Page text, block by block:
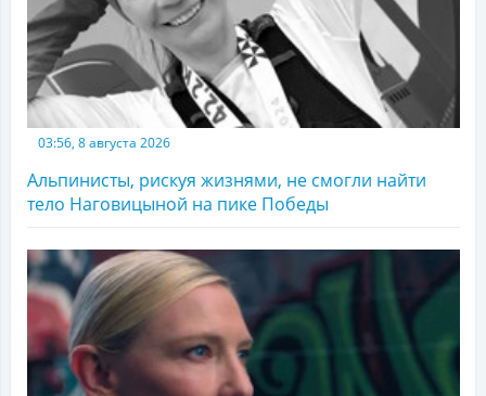
03:56, 8 августа 2026
Альпинисты, рискуя жизнями, не смогли найти
тело Наговицыной на пике Победы